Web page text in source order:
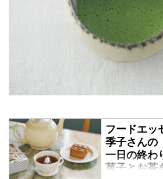
フードエッ
季子さんの
一日の終わ
菓子とお茶